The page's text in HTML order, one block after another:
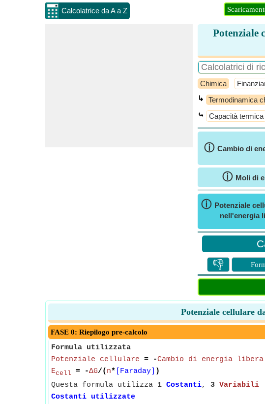
Calcolatrice da A a Z
Potenziale
Chimica
↳ Termodinamica
⤿ Capacità termica
ⓘ Cambio di
ⓘ Moli di
ⓘ Potenziale
nell'energia
👎
Potenziale cellulare
FASE 0: Riepilogo pre-calcolo
Formula utilizzata
Potenziale cellulare = -Cambio di energia
Ecell = -ΔG/( n* [Faraday]
)
Questa formula utilizza 1 Costanti, 3 Variabili
Costanti utilizzate